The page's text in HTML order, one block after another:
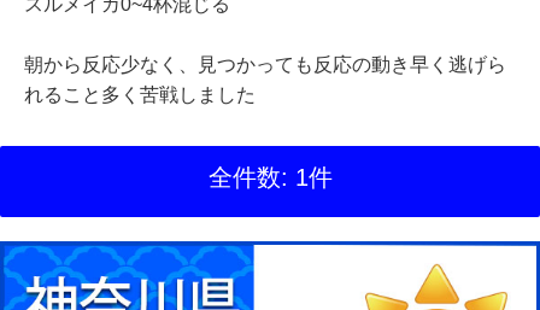
スルメイカ0~4杯混じる
朝から反応少なく、見つかっても反応の動き早く逃げら
れること多く苦戦しました
全件数: 1件